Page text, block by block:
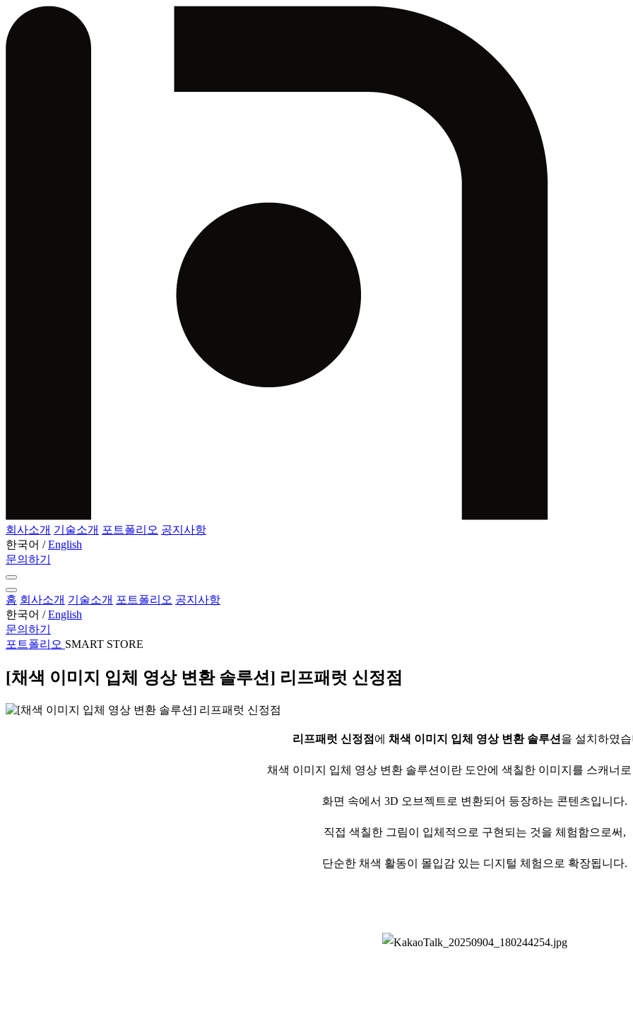
회사소개 기술소개 포트폴리오 공지사항
한국어 / English
문의하기
홈 회사소개 기술소개 포트폴리오 공지사항
한국어 / English
문의하기
포트폴리오 SMART STORE
[채색 이미지 입체 영상 변환 솔루션] 리프패럿 신정점
리프패럿 신정점 에 채색 이미지 입체 영상 변환 솔루션 을 설치하였
채색 이미지 입체 영상 변환 솔루션이란 도안에 색칠한 이미지를 스캐너
화면 속에서 3D 오브젝트로 변환되어 등장하는 콘텐츠입니다.
직접 색칠한 그림이 입체적으로 구현되는 것을 체험함으로써,
단순한 채색 활동이 몰입감 있는 디지털 체험으로 확장됩니다.